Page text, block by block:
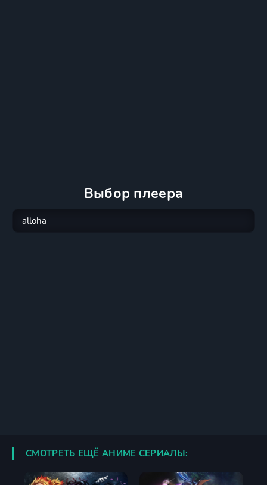
Выбор плеера
СМОТРЕТЬ ЕЩЁ АНИМЕ СЕРИАЛЫ: